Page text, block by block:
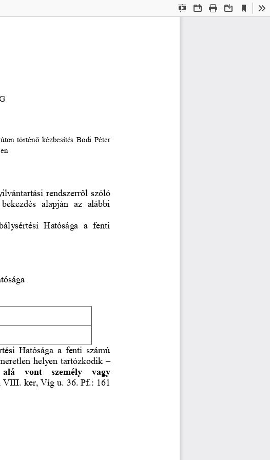
Presentation
OpenPrint Download
Current
View
történő kézbesítés Bodi Péter
rendszerről szóló
alapján  az  alábbi
Hatósága  a  fenti
Hatósága a fenti számú
helyen tartózkodik –
vont  személy  vagy
VIII. ker, Víg u. 36. Pf.: 161